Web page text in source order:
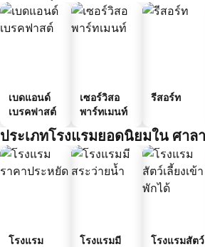
เบดแอนด์
เบรคฟาสต์
เซอร์วิสอ
พาร์ทเมนท์
รีสอร์ท
ประเภทโรงแรมยอดนิยมใน ศาล
โรงแรม
โรงแรมมี
โรงแรมสัตว์